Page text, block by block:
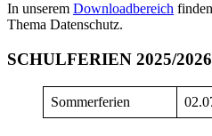
In unserem Downloadbereich
Thema Datenschutz.
SCHULFERIEN 2025/2026
Sommerferien